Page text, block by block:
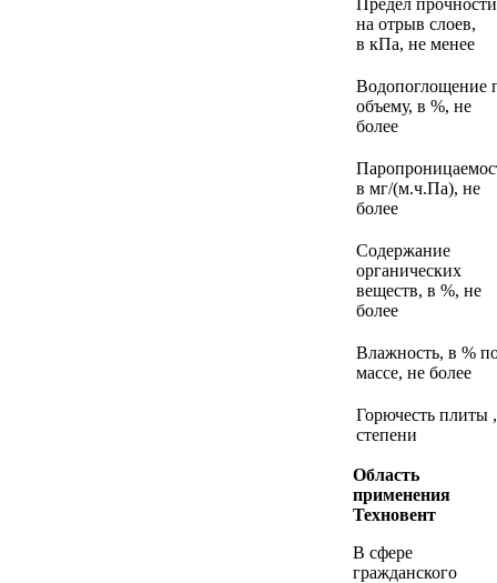
на отрыв слоев,
в кПа, не менее
Водопоглощение
объему, в %, не
более
в мг/(м.ч.Па), не
более
Содержание
органических
веществ, в %, не
более
Влажность, в %
массе, не более
Горючесть плиты
степени
Область
применения
Техновент
В сфере
гражданского